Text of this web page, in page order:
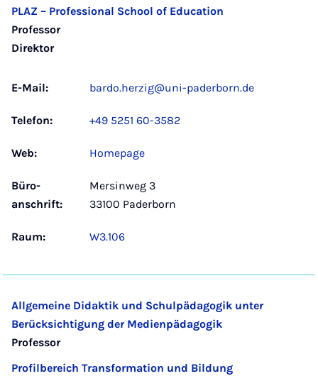
PLAZ – Professional School of Education
Professor
Direktor
E-Mail: bardo.herzig@uni-paderborn.de
Telefon: +49 5251 60-3582
Web: Homepage
Büro­
anschrift:
Mersinweg 3
33100 Paderborn
Raum: W3.106
Allgemeine Didaktik und Schulpädagogik unter
Berücksichtigung der Medienpädagogik
Professor
Profilbereich Transformation und Bildung